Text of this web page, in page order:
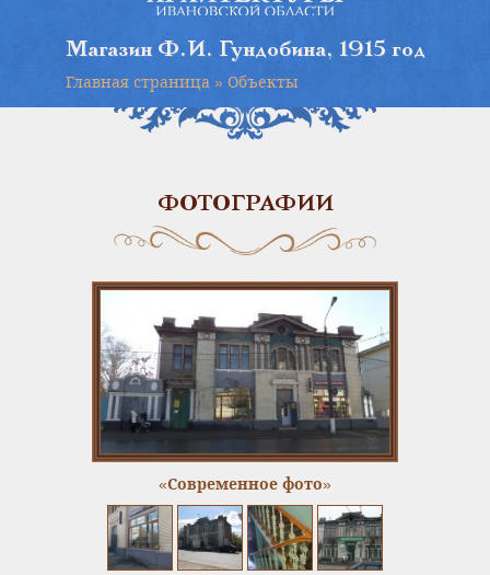
Магазин Ф.И. Гундобина, 1915 год
Главная страница» Объекты
ФОТОГРАФИИ
«Современное фото»